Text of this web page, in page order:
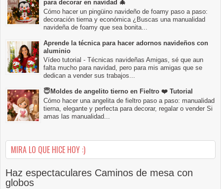
para decorar en navidad 🎄
Cómo hacer un pingüino navideño de foamy paso a paso:
decoración tierna y económica ¿Buscas una manualidad
navideña de foamy que sea bonita...
Aprende la técnica para hacer adornos navideños con
aluminio
Vídeo tutorial - Técnicas navideñas Amigas, sé que aun
falta mucho para navidad, pero para mis amigas que se
dedican a vender sus trabajos...
😇Moldes de angelito tierno en Fieltro ❤️ Tutorial
Cómo hacer una angelita de fieltro paso a paso: manualidad
tierna, elegante y perfecta para decorar, regalar o vender Si
amas las manualidad...
MIRA LO QUE HICE HOY :)
Haz espectaculares Caminos de mesa con
globos